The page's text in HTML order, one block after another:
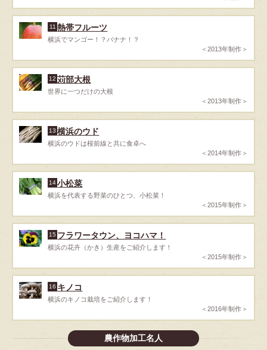
11 熱帯フルーツ
横浜でマンゴー！？バナナ！？
＜2013年制作＞
12 苅部大根
世界に一つだけの大根
＜2013年制作＞
13 横浜のウド
横浜のウドは桜前線と共に食卓へ
＜2014年制作＞
14 小松菜
横浜を代表する野菜のひとつ、小松菜！
＜2015年制作＞
15 フラワータウン、ヨコハマ！
横浜の花卉（かき）生産をご紹介します！
＜2015年制作＞
16 キノコ
横浜のキノコ栽培をご紹介します！
＜2016年制作＞
農作物加工名人